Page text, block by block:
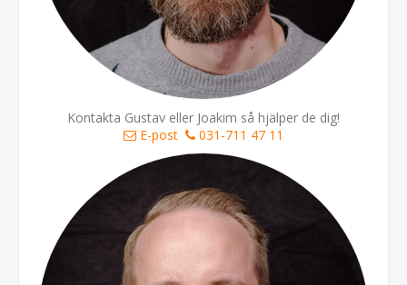
Kontakta Gustav eller Joakim så hjälper de dig!
E-post
031-711 47 11